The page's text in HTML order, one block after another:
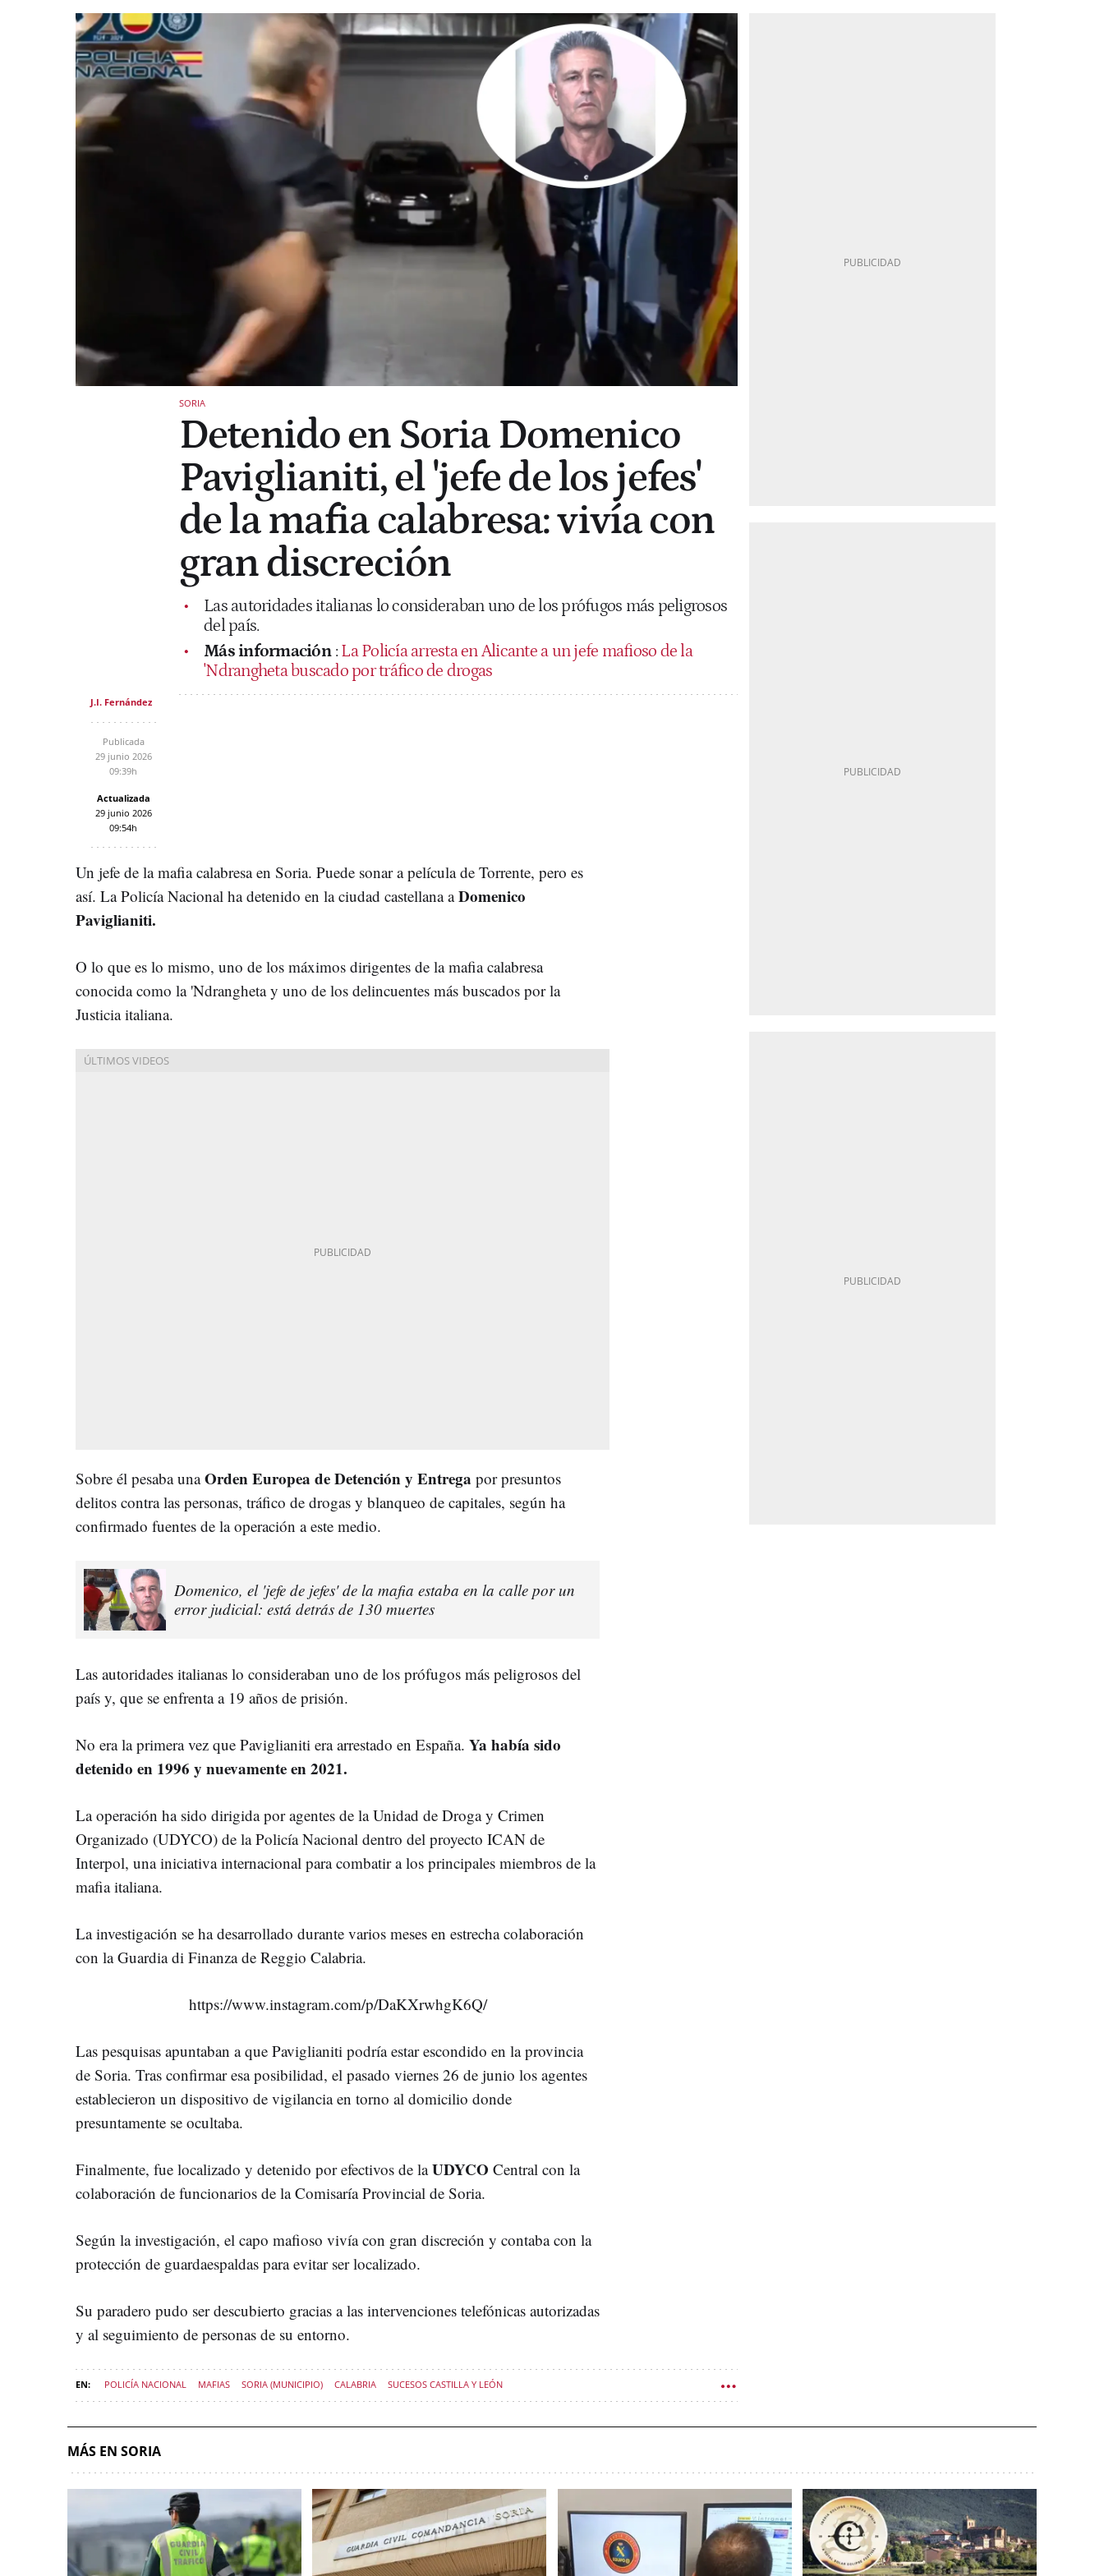
SORIA
Detenido en Soria Domenico
Paviglianiti, el 'jefe de los jefes'
de la mafia calabresa: vivía con
gran discreción
Las autoridades italianas lo consideraban uno de los prófugos más peligrosos
del país.
Más información : La Policía arresta en Alicante a un jefe mafioso de la
'Ndrangheta buscado por tráfico de drogas
J.I. Fernández
Publicada
29 junio 2026
09:39h
Actualizada
29 junio 2026
09:54h
Un jefe de la mafia calabresa en Soria. Puede sonar a película de Torrente, pero es
así. La Policía Nacional ha detenido en la ciudad castellana aDomenico
Paviglianiti.
O lo que es lo mismo, uno de los máximos dirigentes de la mafia calabresa
conocida como la 'Ndrangheta y uno de los delincuentes más buscados por la
Justicia italiana.
Sobre él pesaba unaOrden Europea de Detención y Entrega por presuntos
delitos contra las personas, tráfico de drogas y blanqueo de capitales, según ha
confirmado fuentes de la operación a este medio.
Domenico, el 'jefe de jefes' de la mafia estaba en la calle por un
error judicial: está detrás de 130 muertes
Las autoridades italianas lo consideraban uno de los prófugos más peligrosos del
país y, que se enfrenta a 19 años de prisión.
No era la primera vez que Paviglianiti era arrestado en España. Ya había sido
detenido en 1996 y nuevamente en 2021.
La operación ha sido dirigida por agentes de la Unidad de Droga y Crimen
Organizado (UDYCO) de la Policía Nacional dentro del proyecto ICAN de
Interpol, una iniciativa internacional para combatir a los principales miembros de la
mafia italiana.
La investigación se ha desarrollado durante varios meses en estrecha colaboración
con la Guardia di Finanza de Reggio Calabria.
https://www.instagram.com/p/DaKXrwhgK6Q/
Las pesquisas apuntaban a que Paviglianiti podría estar escondido en la provincia
de Soria. Tras confirmar esa posibilidad, el pasado viernes 26 de junio los agentes
establecieron un dispositivo de vigilancia en torno al domicilio donde
presuntamente se ocultaba.
Finalmente, fue localizado y detenido por efectivos de laUDYCO Central con la
colaboración de funcionarios de la Comisaría Provincial de Soria.
Según la investigación, el capo mafioso vivía con gran discreción y contaba con la
protección de guardaespaldas para evitar ser localizado.
Su paradero pudo ser descubierto gracias a las intervenciones telefónicas autorizadas
y al seguimiento de personas de su entorno.
POLICÍA NACIONAL MAFIAS SORIA (MUNICIPIO) CALABRIA SUCESOS CASTILLA Y LEÓN
MÁS EN SORIA